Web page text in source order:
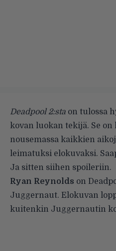
Deadpool 2:sta on tulossa
kovan luokan tekijä. Se on
nousemassa kaikkien
leimatuksi elokuvaksi.
Ja sitten siihen spoileriin.
Ryan Reynolds on
Juggernaut. Elokuvan
kuitenkin Juggernautin